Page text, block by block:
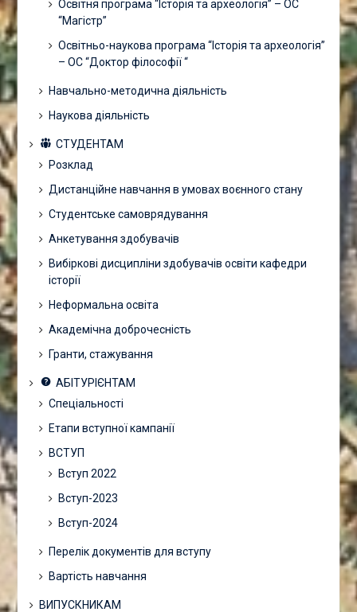
Освітня програма “Історія та археологія” – ОС
“Магістр”
Освітньо-наукова програма “Історія та археологія”
– ОС “Доктор філософії “
Навчально-методична діяльність
Наукова діяльність
СТУДЕНТАМ
Розклад
Дистанційне навчання в умовах воєнного стану
Студентське самоврядування
Анкетування здобувачів
Вибіркові дисципліни здобувачів освіти кафедри
історії
Неформальна освіта
Академічна доброчесність
Гранти, стажування
АБІТУРІЄНТАМ
Спеціальності
Етапи вступної кампанії
ВСТУП
Вступ 2022
Вступ-2023
Вступ-2024
Перелік документів для вступу
Вартість навчання
ВИПУСКНИКАМ